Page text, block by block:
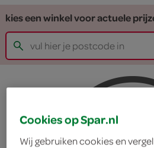
kies een winkel voor actuele
Cookies op Spar.nl
Wij gebruiken cookies en